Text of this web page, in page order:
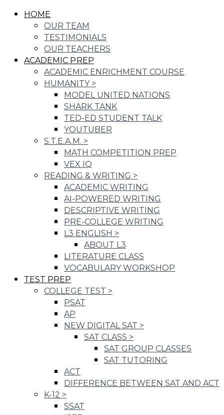
HOME
OUR TEAM
TESTIMONIALS
OUR TEACHERS
ACADEMIC PREP
ACADEMIC ENRICHMENT COURSE
HUMANITY >
MODEL UNITED NATIONS
SHARK TANK
TED-ED STUDENT TALK
YOUTUBER
S.T.E.A.M. >
MATH COMPETITION PREP
VEX IQ
READING & WRITING >
ACADEMIC WRITING
AI-POWERED WRITING
DESCRIPTIVE WRITING
PRE-COLLEGE WRITING
L3 ENGLISH >
ABOUT L3
LITERATURE CLASS
VOCABULARY WORKSHOP
TEST PREP
COLLEGE TEST >
PSAT
AP
NEW DIGITAL SAT >
SAT CLASS >
SAT GROUP CLASSES
SAT TUTORING
ACT
DIFFERENCE BETWEEN SAT AND ACT
K-12 >
SSAT